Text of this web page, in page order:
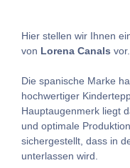
Hier stellen wir Ihnen
von Lorena Canals vor.
Die spanische Marke
hochwertiger
Hauptaugenmerk liegt
und optimale
sichergestellt, dass in
unterlassen wird.